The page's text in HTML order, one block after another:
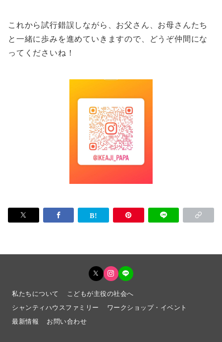
これから試行錯誤しながら、お父さん、お母さんたち
と一緒に歩みを進めていきますので、どうぞ仲間にな
ってくださいね！
私たちについて
こどもが主役の社会へ
シャンティハウスファミリー
ワークショップ・イベント
最新情報
お問い合わせ